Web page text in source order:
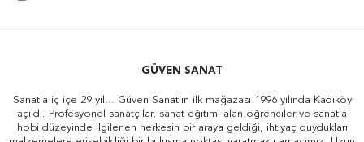
GÜVEN SANAT
Sanatla iç içe 29 yıl... Güven Sanat'ın ilk mağazası 1996 yılında Kadıköy
açıldı. Profesyonel sanatçılar, sanat eğitimi alan öğrenciler ve sanatla
hobi düzeyinde ilgilenen herkesin bir araya geldiği, ihtiyaç duydukları